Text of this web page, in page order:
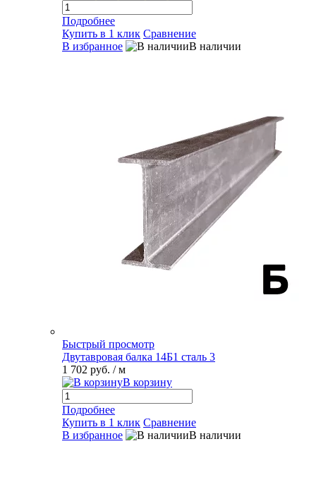
Подробнее
Купить в 1 клик Сравнение
В избранное
В наличии
Быстрый просмотр
Двутавровая балка 14Б1 сталь 3
1 702 руб. / м
В корзину
Подробнее
Купить в 1 клик Сравнение
В избранное
В наличии